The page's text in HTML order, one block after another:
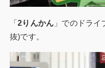
「2りんかん 」でのドラ
抜)です。